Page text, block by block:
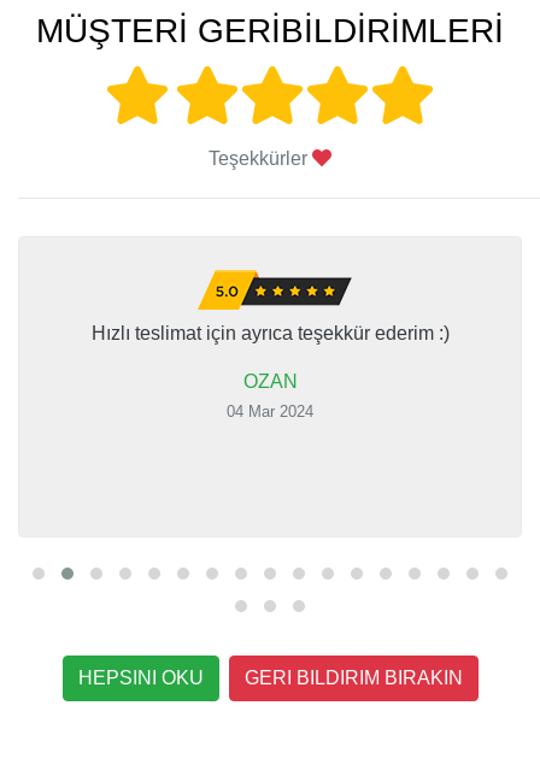
MÜŞTERİ GERİBİLDİRİMLERİ
Teşekkürler
Hızlı teslimat için ayrıca teşekkür ederim :)
OZAN
04 Mar 2024
HEPSINI OKU GERI BILDIRIM BIRAKIN